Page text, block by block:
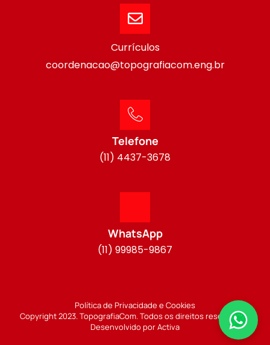
Currículos
coordenacao@topografiacom.eng.br
Telefone
(11) 4437-3678
WhatsApp
(11) 99985-9867
Política de Privacidade e Cookies
Copyright 2023. TopografiaCom. Todos os direitos reservados.
Desenvolvido por Activa